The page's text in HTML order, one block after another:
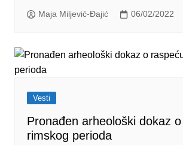
Maja Miljević-Đajić 06/02/2022
Vesti
Pronađen arheološki dokaz
rimskog perioda